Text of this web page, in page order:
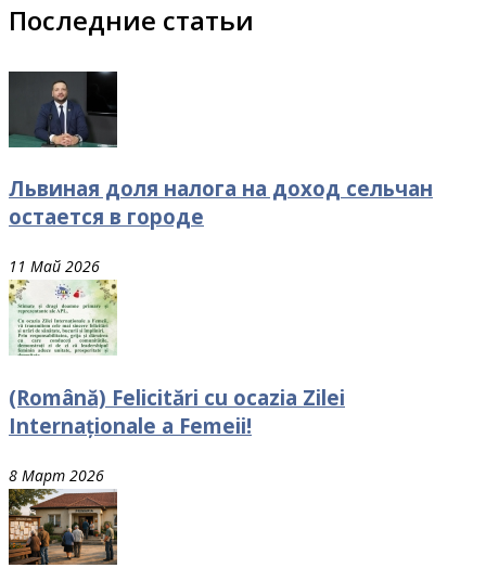
Последние статьи
Львиная доля налога на доход сельчан
остается в городе
11 Май 2026
(Română) Felicitări cu ocazia Zilei
Internaționale a Femeii!
8 Март 2026